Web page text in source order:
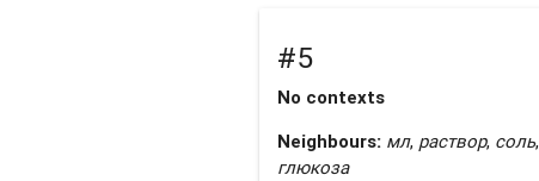
#5
No contexts
Neighbours: мл, раствор, соль,
глюкоза